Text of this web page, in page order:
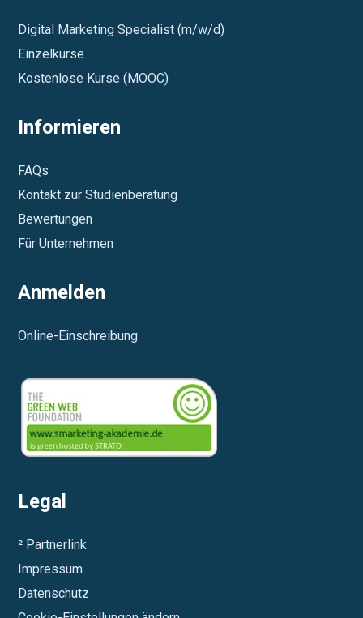
Digital Marketing Specialist (m/w/d)
Einzelkurse
Kostenlose Kurse (MOOC)
Informieren
FAQs
Kontakt zur Studienberatung
Bewertungen
Für Unternehmen
Anmelden
Online-Einschreibung
Legal
² Partnerlink
Impressum
Datenschutz